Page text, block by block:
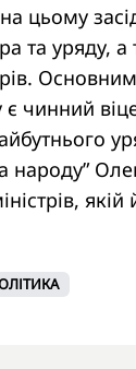
цьому
та уряду,
чинний
народу”